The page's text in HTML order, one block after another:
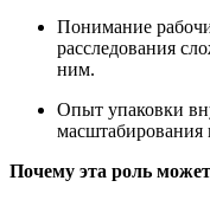
Понимание
расследования
ним.
Опыт упаковки
Почему эта роль